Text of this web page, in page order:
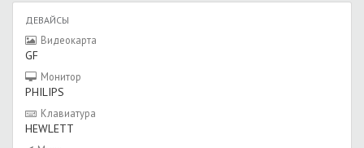
ДЕВАЙСЫ
Видеокарта
GF
Монитор
PHILIPS
Клавиатура
HEWLETT